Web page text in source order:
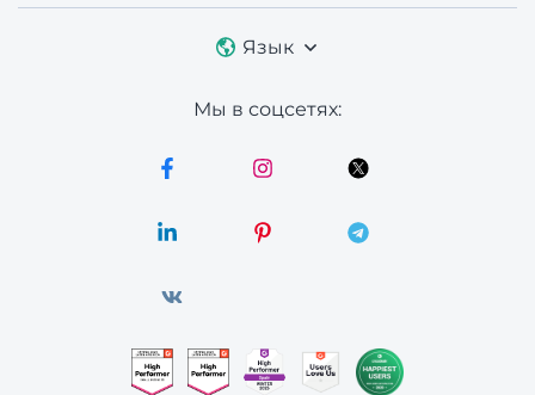
Язык
Мы в соцсетях: